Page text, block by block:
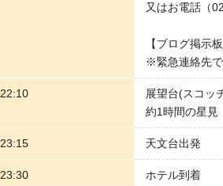
又はお電話（
【ブログ掲示
※緊急連絡先で
22:10
展望台(スコッ
約1時間の星見
23:15 天文台出発
23:30 ホテル到着